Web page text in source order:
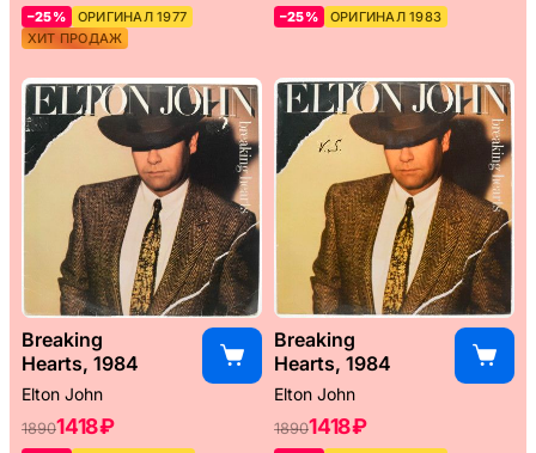
–25%
ОРИГИНАЛ 1977
ХИТ ПРОДАЖ
–25% ОРИГИНАЛ 1983
Breaking
Hearts, 1984
Elton John
18901418 ₽
Breaking
Hearts, 1984
Elton John
18901418 ₽